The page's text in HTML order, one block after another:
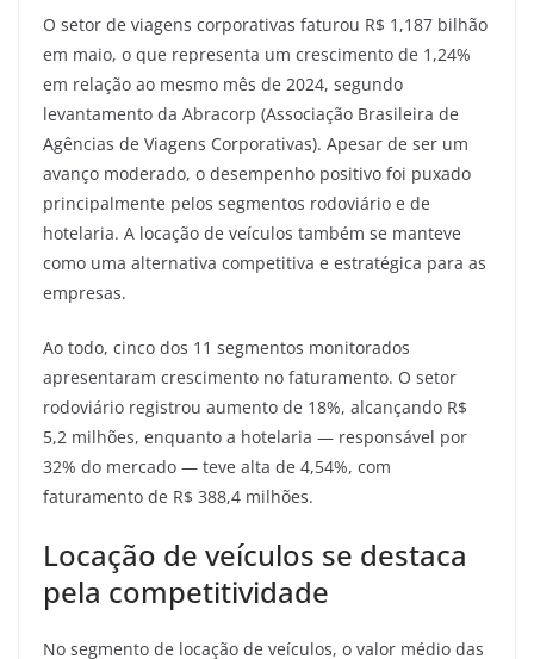
O setor de viagens corporativas faturou R$ 1,187 bilhão
em maio, o que representa um crescimento de 1,24%
em relação ao mesmo mês de 2024, segundo
levantamento da Abracorp (Associação Brasileira de
Agências de Viagens Corporativas). Apesar de ser um
avanço moderado, o desempenho positivo foi puxado
principalmente pelos segmentos rodoviário e de
hotelaria. A locação de veículos também se manteve
como uma alternativa competitiva e estratégica para as
empresas.
Ao todo, cinco dos 11 segmentos monitorados
apresentaram crescimento no faturamento. O setor
rodoviário registrou aumento de 18%, alcançando R$
5,2 milhões, enquanto a hotelaria — responsável por
32% do mercado — teve alta de 4,54%, com
faturamento de R$ 388,4 milhões.
Locação de veículos se destaca
pela competitividade
No segmento de locação de veículos, o valor médio das